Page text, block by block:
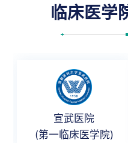
临床医学
宣武医院
(第一临床医学院)